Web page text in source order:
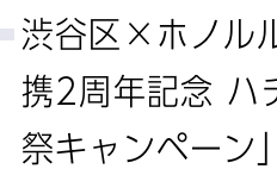
渋谷区×ホノル
携2周年記念 ハ
祭キャンペーン